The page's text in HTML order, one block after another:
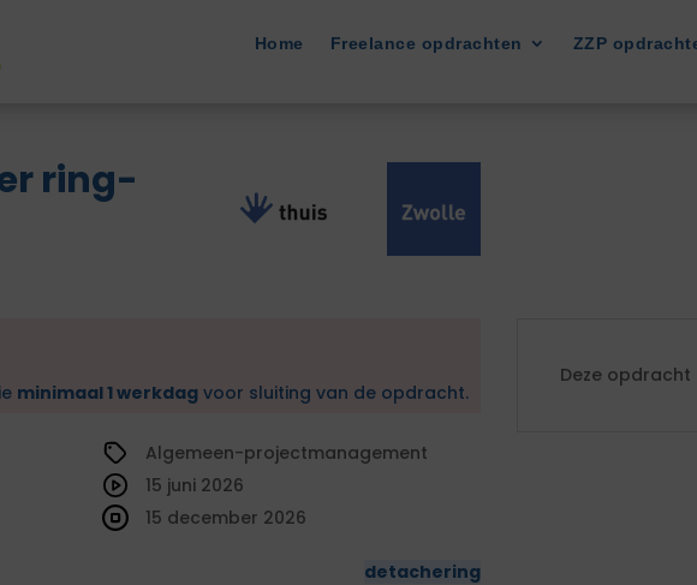
Home Freelance opdrachten ZZP
ring-
minimaal 1 werkdag voor sluiting van de opdracht.
Algemeen-projectmanagement
detachering
15 juni 2026
15 december 2026
Deze opdracht